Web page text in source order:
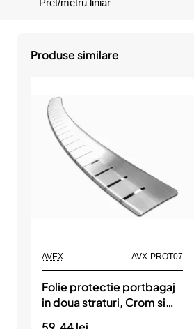
Pret/metru liniar
Produse similare
AVEX AVX-PROT07
Folie protectie portbagaj
in doua straturi, Crom si